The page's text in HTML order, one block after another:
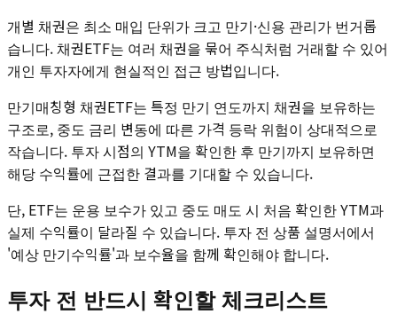
개별 채권은 최소 매입 단위가 크고 만기·신용 관리가 번거롭
습니다. 채권ETF는 여러 채권을 묶어 주식처럼 거래할 수 있어
개인 투자자에게 현실적인 접근 방법입니다.
만기매칭형 채권ETF는 특정 만기 연도까지 채권을 보유하는
구조로, 중도 금리 변동에 따른 가격 등락 위험이 상대적으로
작습니다. 투자 시점의 YTM을 확인한 후 만기까지 보유하면
해당 수익률에 근접한 결과를 기대할 수 있습니다.
단, ETF는 운용 보수가 있고 중도 매도 시 처음 확인한 YTM과
실제 수익률이 달라질 수 있습니다. 투자 전 상품 설명서에서
'예상 만기수익률'과 보수율을 함께 확인해야 합니다.
투자 전 반드시 확인할 체크리스트